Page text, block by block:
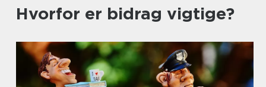
Hvorfor er bidrag vigtige?